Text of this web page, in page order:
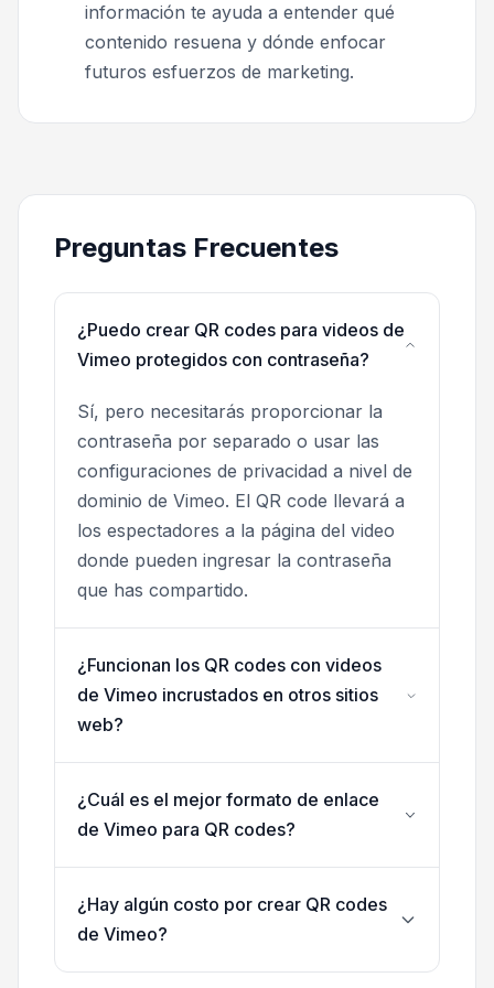
información te ayuda a entender qué
contenido resuena y dónde enfocar
futuros esfuerzos de marketing.
Preguntas Frecuentes
¿Puedo crear QR codes para videos de
Vimeo protegidos con contraseña?
Sí, pero necesitarás proporcionar la
contraseña por separado o usar las
configuraciones de privacidad a nivel de
dominio de Vimeo. El QR code llevará a
los espectadores a la página del video
donde pueden ingresar la contraseña
que has compartido.
¿Funcionan los QR codes con videos
de Vimeo incrustados en otros sitios
web?
¿Cuál es el mejor formato de enlace
de Vimeo para QR codes?
¿Hay algún costo por crear QR codes
de Vimeo?